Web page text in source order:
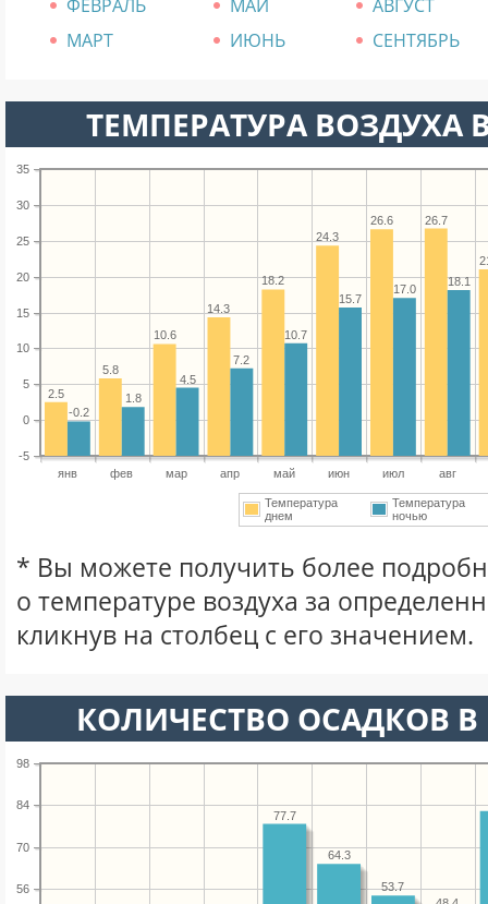
ФЕВРАЛЬ
МАЙ
АВГУСТ
МАРТ
ИЮНЬ СЕНТЯБРЬ
ТЕМПЕРАТУРА ВОЗДУХА
янв фев мар апр май июн июл авг
-5
0
5
10
15
20
25
30
35
26.7
26.6
24.3
18.2
14.3
10.6
5.8
2.5
18.1
17.0
15.7
10.7
7.2
4.5
1.8
-0.2
Температура
днем
Температура
ночью
* Вы можете получить более
о температуре воздуха за
кликнув на столбец с его значением.
КОЛИЧЕСТВО ОСАДКОВ
56
70
84
98
53.7
64.3
77.7